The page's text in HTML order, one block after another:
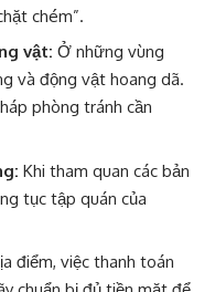
chém”.
vật: Ở những vùng
và động vật hoang dã.
phòng tránh cần
Khi tham quan các bản
tục tập quán của
điểm, việc thanh toán